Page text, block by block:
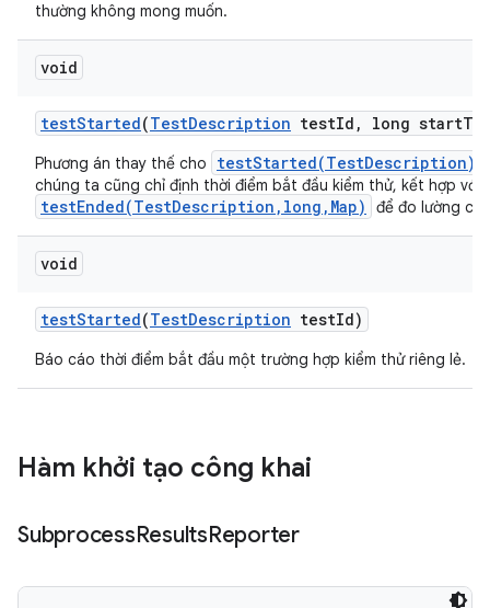
thường không mong muốn.
void
testStarted(TestDescription testId , long start
Phương án thay thế cho testStarted(TestDescription)
chúng ta cũng chỉ định thời điểm bắt đầu kiểm thử, kết hợp với
testEnded(TestDescription,long,Map) để đo lường
void
testStarted(TestDescription testId)
Báo cáo thời điểm bắt đầu một trường hợp kiểm thử riêng lẻ.
Hàm khởi tạo công khai
SubprocessResultsReporter